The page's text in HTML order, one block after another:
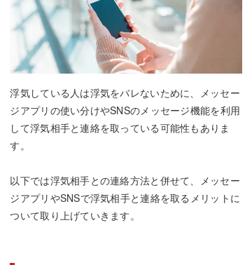
浮気している人は浮気をバレないために、メッセー
ジアプリの使い分けやSNSのメッセージ機能を利用
して浮気相手と連絡を取っている可能性もありま
す。
以下では浮気相手との連絡方法と併せて、メッセー
ジアプリやSNSで浮気相手と連絡を取るメリットに
ついて取り上げていきます。